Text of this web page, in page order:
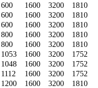
600 1600 3200
1810
600 1600 3200
1810
600 1600 3200
1810
800 1600 3200
1810
800 1600 3200
1810
1053 1600 3200
1752
1048 1600 3200
1752
1112 1600 3200
1752
1200 1600 3200 1810